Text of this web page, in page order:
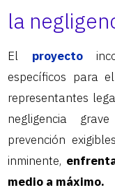
la
El proyecto
específicos para
representantes
negligencia
prevención
inminente,
medio a máximo.